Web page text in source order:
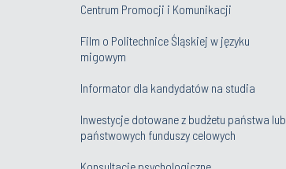
Centrum Promocji i Komunikacji
Film o Politechnice Śląskiej w języku
migowym
Informator dla kandydatów na studia
Inwestycje dotowane z budżetu państwa lub
państwowych funduszy celowych